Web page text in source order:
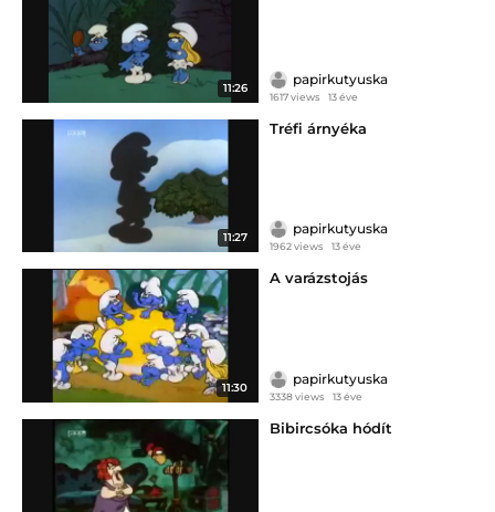
11:26
papirkutyuska
1617 views 13 éve
11:27
Tréfi árnyéka
papirkutyuska
1962 views 13 éve
11:30
A varázstojás
papirkutyuska
3338 views 13 éve
Bibircsóka hódít